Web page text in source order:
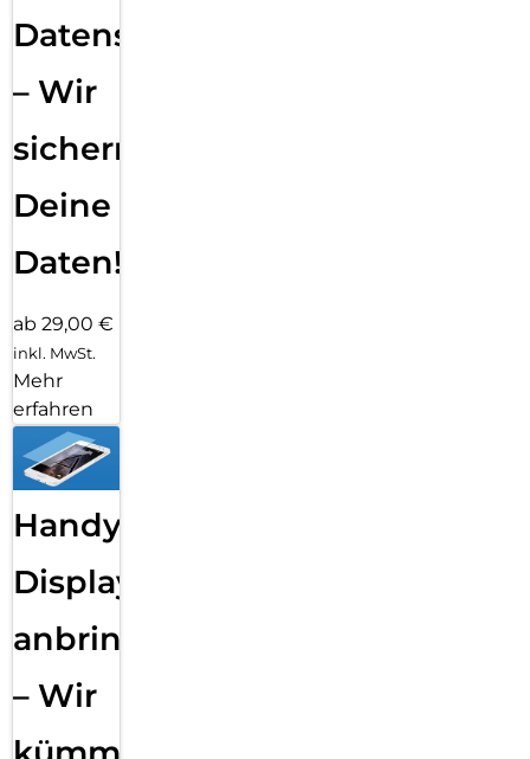
Datensicherung
– Wir
sichern
Deine
Daten!
ab 29,00 €
inkl. MwSt.
Mehr
erfahren
Handy
Displayfolie
anbringen
– Wir